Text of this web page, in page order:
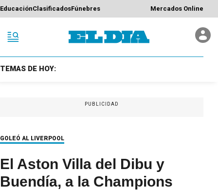
EducaciónClasificadosFúnebres Mercados Online
TEMAS DE HOY:
PUBLICIDAD
GOLEÓ AL LIVERPOOL
El Aston Villa del Dibu y
Buendía, a la Champions